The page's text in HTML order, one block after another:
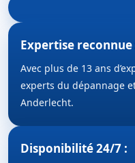
Expertise reconnue
Avec plus de 13 ans
experts du dépannage
Anderlecht.
Disponibilité 24/7 :